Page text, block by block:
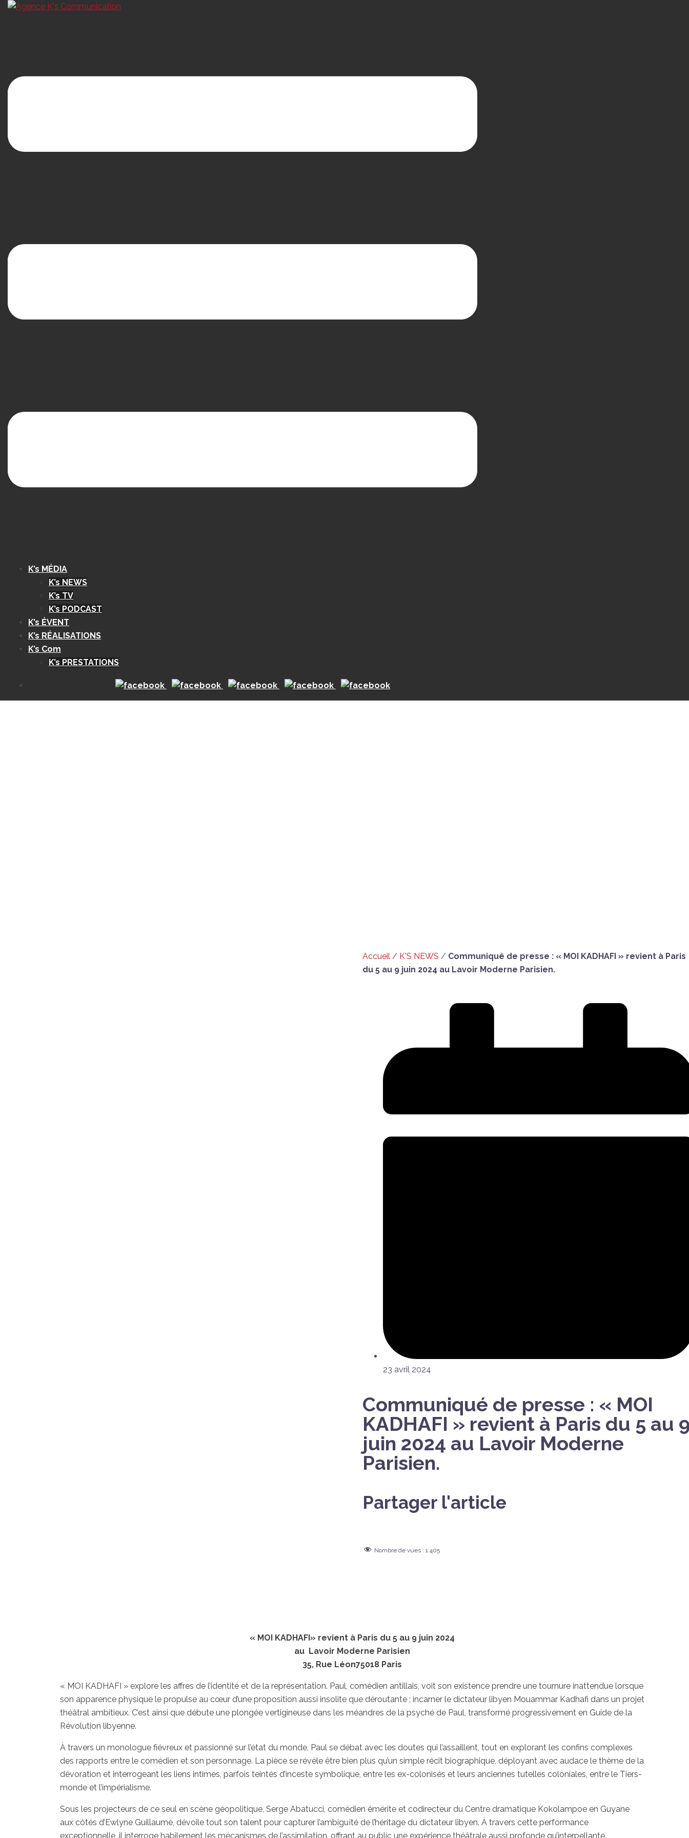
K’s MÉDIA
K’s NEWS
K’s TV
K’s PODCAST
K’s ÉVENT
K’s RÉALISATIONS
K’s Com
K’s PRESTATIONS
Accueil / K'S NEWS / Communiqué de presse : « MOI KADHAFI » revient à Paris
du 5 au 9 juin 2024 au Lavoir Moderne Parisien.
23 avril 2024
Communiqué de presse : « MOI
KADHAFI » revient à Paris du 5 au
juin 2024 au Lavoir Moderne
Parisien.
Partager l'article
Nombre de vues : 1 405
« MOI KADHAFI» revient à Paris du 5 au 9 juin 2024
au Lavoir Moderne Parisien
35, Rue Léon75018 Paris
« MOI KADHAFI » explore les affres de l’identité et de la représentation. Paul, comédien antillais, voit son existence prendre une tournure inattendue lorsque
son apparence physique le propulse au cœur d’une proposition aussi insolite que déroutante : incarner le dictateur libyen Mouammar Kadhafi dans un projet
théâtral ambitieux. C’est ainsi que débute une plongée vertigineuse dans les méandres de la psyché de Paul, transformé progressivement en Guide de la
Révolution libyenne.
À travers un monologue fiévreux et passionné sur l’état du monde, Paul se débat avec les doutes qui l’assaillent, tout en explorant les confins complexes
des rapports entre le comédien et son personnage. La pièce se révèle être bien plus qu’un simple récit biographique, déployant avec audace le thème de la
dévoration et interrogeant les liens intimes, parfois teintés d’inceste symbolique, entre les ex-colonisés et leurs anciennes tutelles coloniales, entre le Tiers-
monde et l’impérialisme.
Sous les projecteurs de ce seul en scène géopolitique, Serge Abatucci, comédien émérite et codirecteur du Centre dramatique Kokolampoe en Guyane
aux côtés d’Ewlyne Guillaume, dévoile tout son talent pour capturer l’ambiguïté de l’héritage du dictateur libyen. À travers cette performance
exceptionnelle, il interroge habilement les mécanismes de l’assimilation, offrant au public une expérience théâtrale aussi profonde qu’interpellante.